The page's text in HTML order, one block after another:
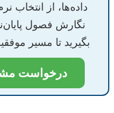
داده‌ها، از انتخاب
نگارش فصول
بگیرید تا مسیر
درخواست